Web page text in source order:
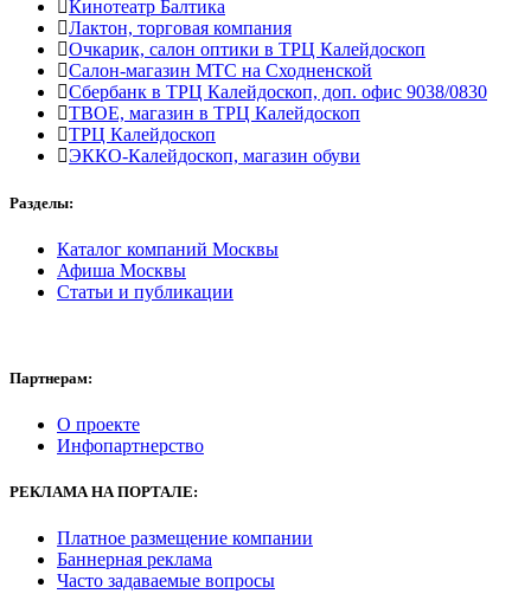
Кинотеатр Балтика
Лактон, торговая компания
Очкарик, салон оптики в ТРЦ Калейдоскоп
Салон-магазин МТС на Сходненской
Сбербанк в ТРЦ Калейдоскоп, доп. офис 9038/0830
ТВОЕ, магазин в ТРЦ Калейдоскоп
ТРЦ Калейдоскоп
ЭККО-Калейдоскоп, магазин обуви
Разделы:
Каталог компаний Москвы
Афиша Москвы
Статьи и публикации
Партнерам:
О проекте
Инфопартнерство
РЕКЛАМАНА ПОРТАЛЕ:
Платное размещение компании
Баннерная реклама
Часто задаваемые вопросы